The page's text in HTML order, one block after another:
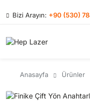
Bizi Arayın: +90 (530)
Anasayfa Ürünler